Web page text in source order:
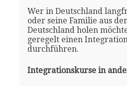
Wer in Deutschland
oder seine Familie aus
Deutschland holen
geregelt einen
durchführen.
Integrationskurse in